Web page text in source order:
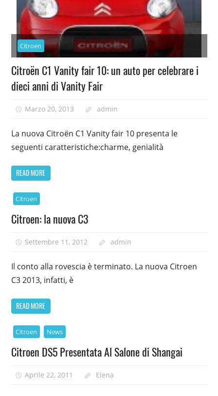
Citroen
Citroën C1 Vanity fair 10: un auto per celebrare i
dieci anni di Vanity Fair
Marzo 20, 2013 admin
La nuova Citroën C1 Vanity fair 10 presenta le
seguenti caratteristiche:charme, genialità
READ MORE
Citroen
Citroen: la nuova C3
Settembre 11, 2012 admin
Il conto alla rovescia è terminato. La nuova Citroen
C3 2013, infatti, è
READ MORE
Citroen News
Citroen DS5 Presentata Al Salone di Shangai
Aprile 22, 2011 Elena